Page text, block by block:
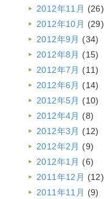
2012年11月 (26)
2012年10月 (29)
2012年9月 (34)
2012年8月 (15)
2012年7月 (11)
2012年6月 (14)
2012年5月 (10)
2012年4月 (8)
2012年3月 (12)
2012年2月 (9)
2012年1月 (6)
2011年12月 (12)
2011年11月 (9)